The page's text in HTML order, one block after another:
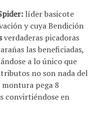
líder basicote
y cuya Bendición
verdaderas picadoras
las beneficiadas,
a lo único que
no son nada del
pega 8
convirtiéndose en